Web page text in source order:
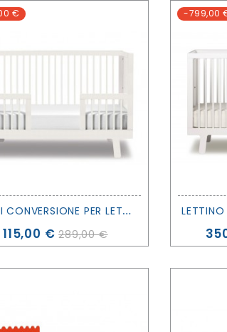
€
K
IT DI CONVERSIONE PER LETTINO EVOLUTIVO SPARROW BIANCO - OEUF
Prezzo
115,00 € 289,00 €
-799,00